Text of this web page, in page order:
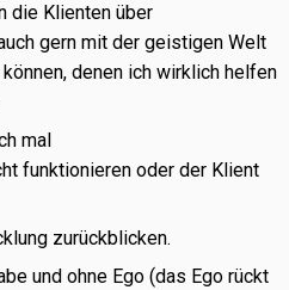
die Klienten über
gern mit der geistigen Welt
denen ich wirklich helfen
mal
funktionieren oder der Klient
zurückblicken.
und ohne Ego (das Ego rückt